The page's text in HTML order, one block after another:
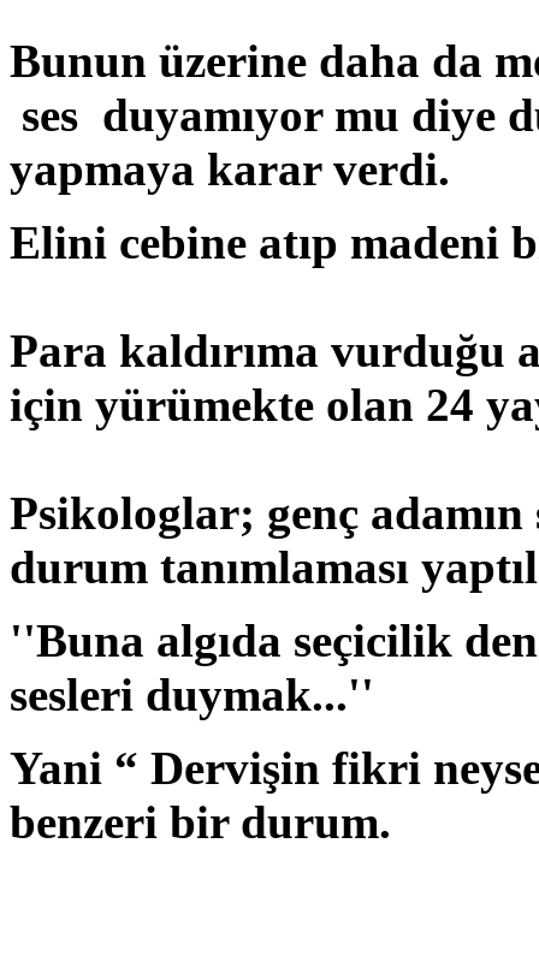
Bunun üzerine daha da
ses duyamıyor mu diye
yapmaya karar verdi.
Elini cebine atıp madeni
Para kaldırıma vurduğu
için yürümekte olan 24
Psikologlar; genç
durum tanımlaması
''Buna algıda seçicilik
sesleri duymak...''
Yani “ Dervişin fikri
benzeri bir durum.